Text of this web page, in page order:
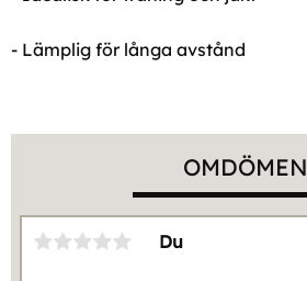
- Lämplig för långa avstånd
OMDÖMEN
Du